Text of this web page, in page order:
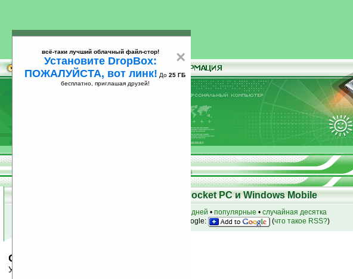
25
Скачать программы для КПК Pocket PC и Windows Mobile
за 7 дней • популярные • случайная десятка
на Google: (что такое RSS?)
Calilei Calculator LE v1.1
Универсальный калькулятор
×
всё-таки лучший облачный файл-стор!
Установите DropBox:
ПОЖАЛУЙСТА, вот линк! До 25 ГБ
бесплатно, приглашая друзей!